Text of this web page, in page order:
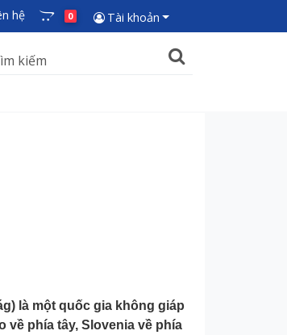
hệ 0 Tài khoản
là một quốc gia không giáp
về phía tây, Slovenia về phía